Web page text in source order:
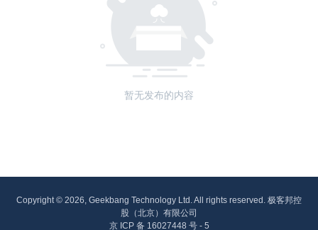
暂无发布的内容
Copyright © 2026, Geekbang Technology Ltd. All rights reserved. 极客邦控
股（北京）有限公司
京 ICP 备 16027448 号 - 5